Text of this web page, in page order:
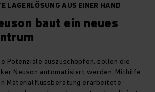
LAGERLÖSUNG AUS EINER HAND
baut ein neues
Potenziale auszuschöpfen, sollen die
Neuson automatisiert werden. Mithilfe
Materialflussberatung erarbeitete